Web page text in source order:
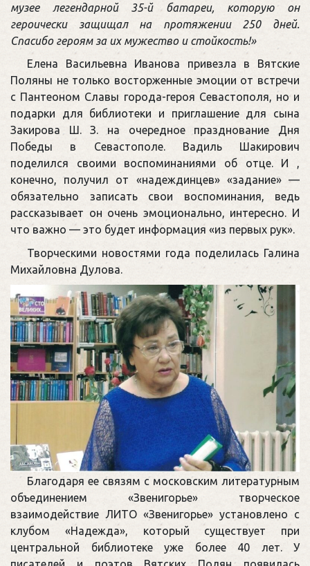
музее легендарной 35-й батареи, которую он
героически защищал на протяжении 250 дней.
Спасибо героям за их мужество и стойкость!»
Елена Васильевна Иванова привезла в Вятские
Поляны не только восторженные эмоции от встречи
с Пантеоном Славы города-героя Севастополя, но и
подарки для библиотеки и приглашение для сына
Закирова Ш. З. на очередное празднование Дня
Победы в Севастополе. Вадиль Шакирович
поделился своими воспоминаниями об отце. И ,
конечно, получил от «надеждинцев» «задание» —
обязательно записать свои воспоминания, ведь
рассказывает он очень эмоционально, интересно. И
что важно — это будет информация «из первых рук».
Творческими новостями года поделилась Галина
Михайловна Дулова.
Благодаря ее связям с московским литературным
объединением «Звенигорье» творческое
взаимодействие ЛИТО «Звенигорье» установлено с
клубом «Надежда», который существует при
центральной библиотеке уже более 40 лет. У